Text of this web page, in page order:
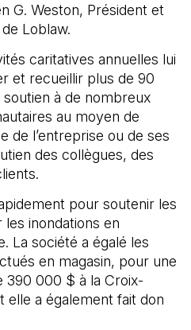
G. Weston, Président et
Loblaw.
caritatives annuelles lui
et recueillir plus de 90
à de nombreux
au moyen de
de l’entreprise ou de ses
des collègues, des
pour soutenir les
inondations en
La société a égalé les
en magasin, pour une
390 000 $ à la Croix-
elle a également fait don